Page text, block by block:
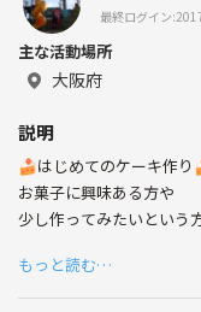
最終ログイン
主な活動場所
大阪府
説明
🍰はじめてのケーキ作
お菓子に興味ある方や
少し作ってみたいという
基本、材料費だけなので
もっと読む…